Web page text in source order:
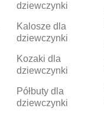
dziewczynki
Kalosze dla
dziewczynki
Kozaki dla
dziewczynki
Półbuty dla
dziewczynki